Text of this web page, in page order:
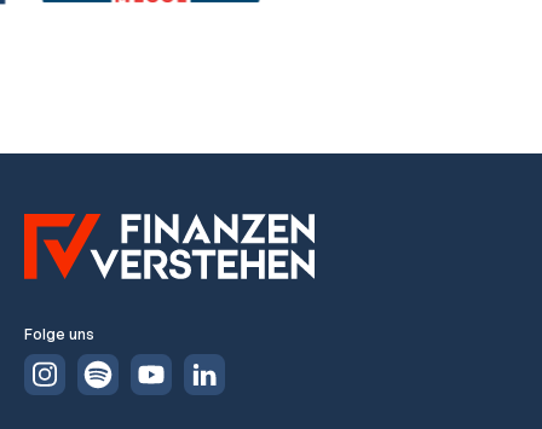
Folge uns